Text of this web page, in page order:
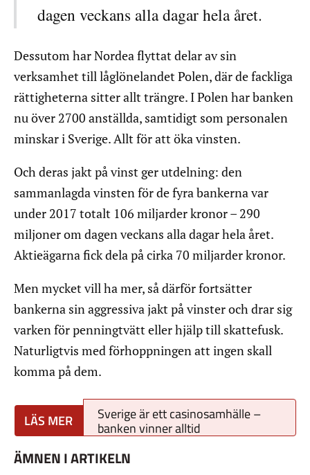
dagen veckans alla dagar hela året.
Dessutom har Nordea flyttat delar av sin
verksamhet till låglönelandet Polen, där de fackliga
rättigheterna sitter allt trängre. I Polen har banken
nu över 2700 anställda, samtidigt som personalen
minskar i Sverige. Allt för att öka vinsten.
Och deras jakt på vinst ger utdelning: den
sammanlagda vinsten för de fyra bankerna var
under 2017 totalt 106 miljarder kronor – 290
miljoner om dagen veckans alla dagar hela året.
Aktieägarna fick dela på cirka 70 miljarder kronor.
Men mycket vill ha mer, så därför fortsätter
bankerna sin aggressiva jakt på vinster och drar sig
varken för penningtvätt eller hjälp till skattefusk.
Naturligtvis med förhoppningen att ingen skall
komma på dem.
Sverige är ett casinosamhälle –
banken vinner alltid
ÄMNEN I ARTIKELN